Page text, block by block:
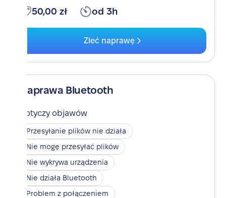
50,00 zł od 3h
Zleć naprawę
Naprawa Bluetooth
Dotyczy objawów
Przesyłanie plików nie działa
Nie mogę przesyłać plików
Nie wykrywa urządzenia
Nie działa Bluetooth
Problem z połączeniem